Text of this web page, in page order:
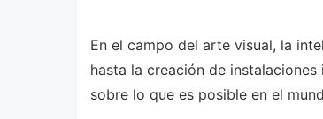
En el campo del arte visual, la
hasta la creación de
sobre lo que es posible en el